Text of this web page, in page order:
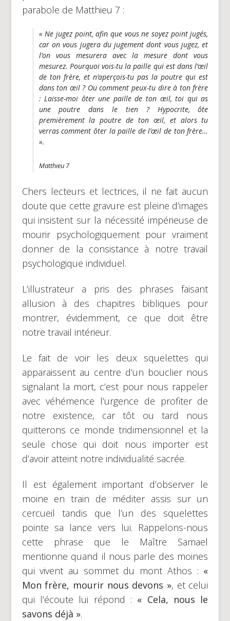
parabole de Matthieu 7 :
« Ne jugez point, afin que vous ne soyez point jugés,
car on vous jugera du jugement dont vous jugez, et
l’on vous mesurera avec la mesure dont vous
mesurez. Pourquoi vois-tu la paille qui est dans l’œil
de ton frère, et n’aperçois-tu pas la poutre qui est
dans ton œil ? Ou comment peux-tu dire à ton frère
: Laisse-moi ôter une paille de ton œil, toi qui as
une poutre dans le tien ? Hypocrite, ôte
premièrement la poutre de ton œil, et alors tu
verras comment ôter la paille de l’œil de ton frère…
».
Matthieu 7
Chers lecteurs et lectrices, il ne fait aucun
doute que cette gravure est pleine d’images
qui insistent sur la nécessité impérieuse de
mourir psychologiquement pour vraiment
donner de la consistance à notre travail
psychologique individuel.
L’illustrateur a pris des phrases faisant
allusion à des chapitres bibliques pour
montrer, évidemment, ce que doit être
notre travail intérieur.
Le fait de voir les deux squelettes qui
apparaissent au centre d’un bouclier nous
signalant la mort, c’est pour nous rappeler
avec véhémence l’urgence de profiter de
notre existence, car tôt ou tard nous
quitterons ce monde tridimensionnel et la
seule chose qui doit nous importer est
d’avoir atteint notre individualité sacrée.
Il est également important d’observer le
moine en train de méditer assis sur un
cercueil tandis que l’un des squelettes
pointe sa lance vers lui. Rappelons-nous
cette phrase que le Maître Samael
mentionne quand il nous parle des moines
qui vivent au sommet du mont Athos : «
Mon frère, mourir nous devons », et celui
qui l’écoute lui répond : « Cela, nous le
savons déjà ».